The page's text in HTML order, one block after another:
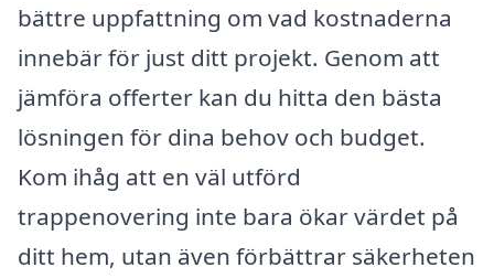
bättre uppfattning om vad kostnaderna
innebär för just ditt projekt. Genom att
jämföra offerter kan du hitta den bästa
lösningen för dina behov och budget.
Kom ihåg att en väl utförd
trappenovering inte bara ökar värdet på
ditt hem, utan även förbättrar säkerheten